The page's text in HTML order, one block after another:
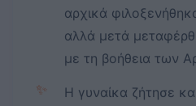
αρχικά
αλλά μετά
με τη βοήθεια των
✨
Η γυναίκα ζήτησε